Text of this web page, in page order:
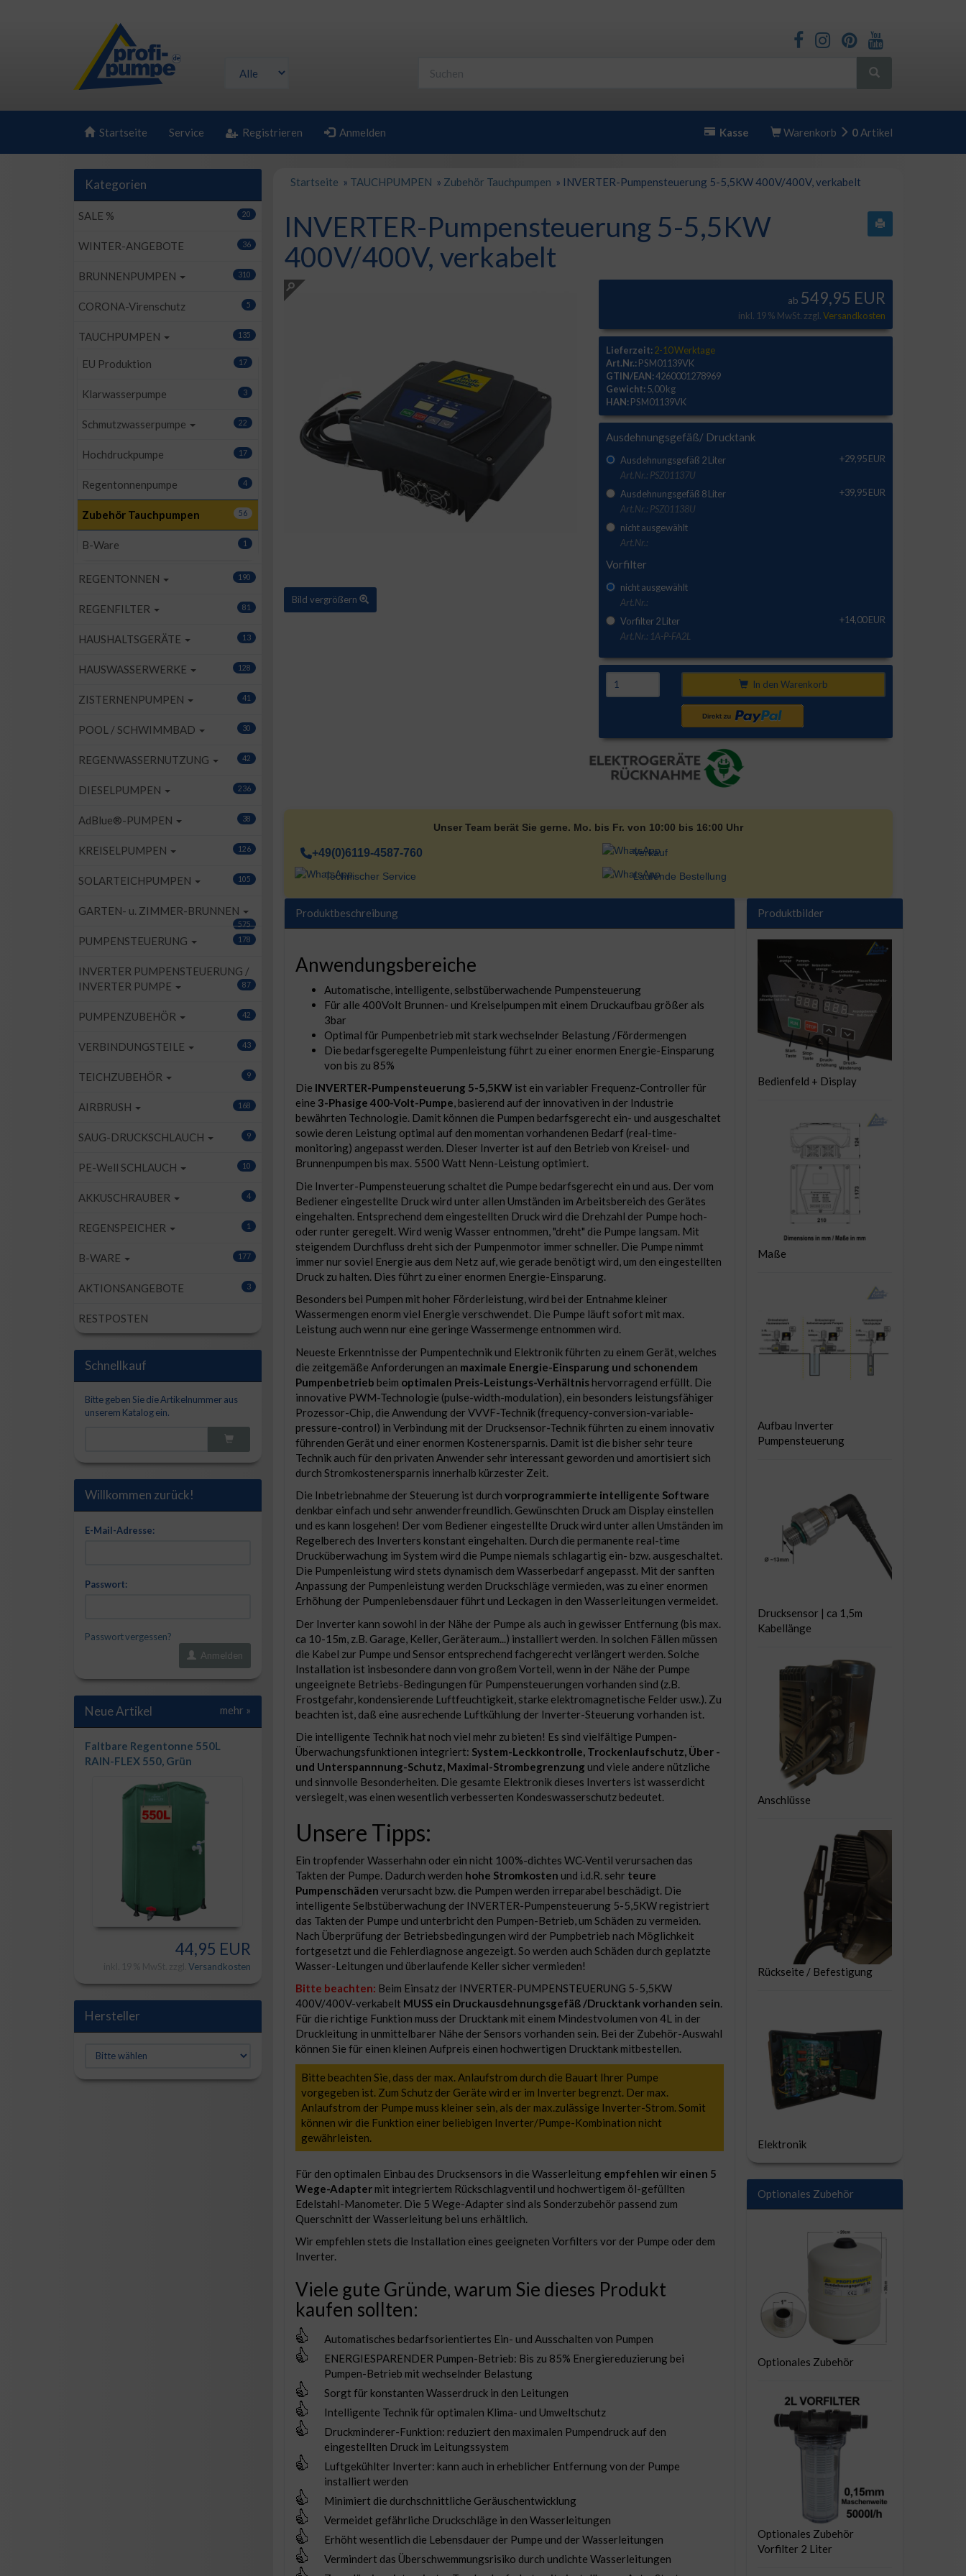
Startseite Service Registrieren Anmelden Kasse Warenkorb 0 Artikel
Kategorien
SALE % 20
WINTER-ANGEBOTE 36
BRUNNENPUMPEN 310
CORONA-Virenschutz 5
TAUCHPUMPEN 135
EU Produktion 17
Klarwasserpumpe 3
Schmutzwasserpumpe 22
Hochdruckpumpe 17
Regentonnenpumpe 4
Zubehör Tauchpumpen 56
B-Ware 1
REGENTONNEN 190
REGENFILTER 81
HAUSHALTSGERÄTE 13
HAUSWASSERWERKE 128
ZISTERNENPUMPEN 41
POOL / SCHWIMMBAD 30
REGENWASSERNUTZUNG 42
DIESELPUMPEN 236
AdBlue®-PUMPEN 38
KREISELPUMPEN 126
SOLARTEICHPUMPEN 105
GARTEN- u. ZIMMER-BRUNNEN
575
PUMPENSTEUERUNG 178
INVERTER PUMPENSTEUERUNG /
INVERTER PUMPE
87
PUMPENZUBEHÖR 42
VERBINDUNGSTEILE 43
TEICHZUBEHÖR 9
AIRBRUSH 168
SAUG-DRUCKSCHLAUCH 9
PE-Well SCHLAUCH 10
AKKUSCHRAUBER 4
REGENSPEICHER 1
B-WARE 177
AKTIONSANGEBOTE 3
RESTPOSTEN
Schnellkauf
Bitte geben Sie die Artikelnummer aus
unserem Katalog ein.
Willkommen zurück!
E-Mail-Adresse:
Passwort:
Passwort vergessen?
Anmelden
Neue Artikel mehr »
Faltbare Regentonne 550L
RAIN-FLEX 550, Grün
44,95 EUR
Versandkosten
Hersteller
Startseite » TAUCHPUMPEN » Zubehör Tauchpumpen » INVERTER-Pumpensteuerung 5-5,5KW 400V/400V, verkabelt
INVERTER-Pumpensteuerung 5-5,5KW
400V/400V, verkabelt
Bild vergrößern
ab 549,95 EUR
inkl. 19 % MwSt. zzgl.Versandkosten
Lieferzeit:2-10 Werktage
Art.Nr.:PSM01139VK
GTIN/EAN:4260001278969
Gewicht:5,00 kg
HAN:PSM01139VK
Ausdehnungsgefäß/ Drucktank
Ausdehnungsgefäß 2 Liter
+29,95 EUR
Art.Nr.: PSZ01137U
Ausdehnungsgefäß 8 Liter
+39,95 EUR
Art.Nr.: PSZ01138U
nicht ausgewählt
Art.Nr.:
Vorfilter
nicht ausgewählt
Art.Nr.:
Vorfilter 2 Liter
+14,00 EUR
Art.Nr.: 1A-P-FA2L
In den Warenkorb
Unser Team berät Sie gerne. Mo. bis Fr. von 10:00 bis 16:00 Uhr
+49(0)6119-4587-760 Verkauf
Technischer Service Laufende Bestellung
Produktbilder
Bedienfeld + Display
Maße
Aufbau Inverter
Pumpensteuerung
Drucksensor | ca 1,5m
Kabellänge
Anschlüsse
Rückseite / Befestigung
Elektronik
Optionales Zubehör
Optionales Zubehör
Optionales Zubehör
Vorfilter 2 Liter
Produktbeschreibung
Anwendungsbereiche
Automatische, intelligente, selbstüberwachende Pumpensteuerung
Für alle 400Volt Brunnen- und Kreiselpumpen mit einem Druckaufbau größer als
3bar
Optimal für Pumpenbetrieb mit stark wechselnder Belastung /Fördermengen
Die bedarfsgeregelte Pumpenleistung führt zu einer enormen Energie-Einsparung
von bis zu 85%
Die INVERTER-Pumpensteuerung 5-5,5KWist ein variabler Frequenz-Controller für
eine 3-Phasige 400-Volt-Pumpe, basierend auf der innovativen in der Industrie
bewährten Technologie. Damit können die Pumpen bedarfsgerecht ein- und ausgeschaltet
sowie deren Leistung optimal auf den momentan vorhandenen Bedarf (real-time-
monitoring) angepasst werden. Dieser Inverter ist auf den Betrieb von Kreisel- und
Brunnenpumpen bis max. 5500 Watt Nenn-Leistung optimiert.
Die Inverter-Pumpensteuerung schaltet die Pumpe bedarfsgerecht ein und aus. Der vom
Bediener eingestellte Druck wird unter allen Umständen im Arbeitsbereich des Gerätes
eingehalten. Entsprechend dem eingestellten Druck wird die Drehzahl der Pumpe hoch-
oder runter geregelt. Wird wenig Wasser entnommen, "dreht" die Pumpe langsam. Mit
steigendem Durchfluss dreht sich der Pumpenmotor immer schneller. Die Pumpe nimmt
immer nur soviel Energie aus dem Netz auf, wie gerade benötigt wird, um den eingestellten
Druck zu halten. Dies führt zu einer enormen Energie-Einsparung.
Besonders bei Pumpen mit hoher Förderleistung, wird bei der Entnahme kleiner
Wassermengen enorm viel Energie verschwendet. Die Pumpe läuft sofort mit max.
Leistung auch wenn nur eine geringe Wassermenge entnommen wird.
Neueste Erkenntnisse der Pumpentechnik und Elektronik führten zu einem Gerät, welches
die zeitgemäße Anforderungen an maximale Energie-Einsparung und schonendem
Pumpenbetrieb beim optimalen Preis-Leistungs-Verhältnishervorragend erfüllt. Die
innovative PWM-Technologie (pulse-width-modulation), ein besonders leistungsfähiger
Prozessor-Chip, die Anwendung der VVVF-Technik (frequency-conversion-variable-
pressure-control) in Verbindung mit der Drucksensor-Technik führten zu einem innovativ
führenden Gerät und einer enormen Kostenersparnis. Damit ist die bisher sehr teure
Technik auch für den privaten Anwender sehr interessant geworden und amortisiert sich
durch Stromkostenersparnis innerhalb kürzester Zeit.
Die Inbetriebnahme der Steuerung ist durch vorprogrammierte intelligente Software
denkbar einfach und sehr anwenderfreundlich. Gewünschten Druck am Display einstellen
und es kann losgehen! Der vom Bediener eingestellte Druck wird unter allen Umständen im
Regelberech des Inverters konstant eingehalten. Durch die permanente real-time
Drucküberwachung im System wird die Pumpe niemals schlagartig ein- bzw. ausgeschaltet.
Die Pumpenleistung wird stets dynamisch dem Wasserbedarf angepasst. Mit der sanften
Anpassung der Pumpenleistung werden Druckschläge vermieden, was zu einer enormen
Erhöhung der Pumpenlebensdauer führt und Leckagen in den Wasserleitungen vermeidet.
Der Inverter kann sowohl in der Nähe der Pumpe als auch in gewisser Entfernung (bis max.
ca 10-15m, z.B. Garage, Keller, Geräteraum...) installiert werden. In solchen Fällen müssen
die Kabel zur Pumpe und Sensor entsprechend fachgerecht verlängert werden. Solche
Installation ist insbesondere dann von großem Vorteil, wenn in der Nähe der Pumpe
ungeeignete Betriebs-Bedingungen für Pumpensteuerungen vorhanden sind (z.B.
Frostgefahr, kondensierende Luftfeuchtigkeit, starke elektromagnetische Felder usw.). Zu
beachten ist, daß eine ausrechende Luftkühlung der Inverter-Steuerung vorhanden ist.
Die intelligente Technik hat noch viel mehr zu bieten! Es sind vielfältige Pumpen-
Überwachungsfunktionen integriert: System-Leckkontrolle, Trockenlaufschutz, Über -
und Unterspannnung-Schutz, Maximal-Strombegrenzung und viele andere nützliche
und sinnvolle Besonderheiten. Die gesamte Elektronik dieses Inverters ist wasserdicht
versiegelt, was einen wesentlich verbesserten Kondeswasserschutz bedeutet.
Unsere Tipps:
Ein tropfender Wasserhahn oder ein nicht 100%-dichtes WC-Ventil verursachen das
Takten der Pumpe. Dadurch werden hohe Stromkosten und i.d.R. sehr teure
Pumpenschäden verursacht bzw. die Pumpen werden irreparabel beschädigt. Die
intelligente Selbstüberwachung der INVERTER-Pumpensteuerung 5-5,5KW registriert
das Takten der Pumpe und unterbricht den Pumpen-Betrieb, um Schäden zu vermeiden.
Nach Überprüfung der Betriebsbedingungen wird der Pumpbetrieb nach Möglichkeit
fortgesetzt und die Fehlerdiagnose angezeigt. So werden auch Schäden durch geplatzte
Wasser-Leitungen und überlaufende Keller sicher vermieden!
Bitte beachten: Beim Einsatz der INVERTER-PUMPENSTEUERUNG 5-5,5KW
400V/400V-verkabelt MUSS ein Druckausdehnungsgefäß /Drucktank vorhanden sein.
Für die richtige Funktion muss der Drucktank mit einem Mindestvolumen von 4L in der
Druckleitung in unmittelbarer Nähe der Sensors vorhanden sein. Bei der Zubehör-Auswahl
können Sie für einen kleinen Aufpreis einen hochwertigen Drucktank mitbestellen.
Bitte beachten Sie, dass der max. Anlaufstrom durch die Bauart Ihrer Pumpe
vorgegeben ist. Zum Schutz der Geräte wird er im Inverter begrenzt. Der max.
Anlaufstrom der Pumpe muss kleiner sein, als der max.zulässige Inverter-Strom. Somit
können wir die Funktion einer beliebigen Inverter/Pumpe-Kombination nicht
gewährleisten.
Für den optimalen Einbau des Drucksensors in die Wasserleitung empfehlen wir einen 5
Wege-Adapter mit integriertem Rückschlagventil und hochwertigem öl-gefüllten
Edelstahl-Manometer. Die 5 Wege-Adapter sind als Sonderzubehör passend zum
Querschnitt der Wasserleitung bei uns erhältlich.
Wir empfehlen stets die Installation eines geeigneten Vorfilters vor der Pumpe oder dem
Inverter.
Viele gute Gründe, warum Sie dieses Produkt
kaufen sollten:
Automatisches bedarfsorientiertes Ein- und Ausschalten von Pumpen
ENERGIESPARENDER Pumpen-Betrieb: Bis zu 85% Energiereduzierung bei
Pumpen-Betrieb mit wechselnder Belastung
Sorgt für konstanten Wasserdruck in den Leitungen
Intelligente Technik für optimalen Klima- und Umweltschutz
Druckminderer-Funktion: reduziert den maximalen Pumpendruck auf den
eingestellten Druck im Leitungssystem
Luftgekühlter Inverter: kann auch in erheblicher Entfernung von der Pumpe
installiert werden
Minimiert die durchschnittliche Geräuschentwicklung
Vermeidet gefährliche Druckschläge in den Wasserleitungen
Erhöht wesentlich die Lebensdauer der Pumpe und der Wasserleitungen
Vermindert das Überschwemmungsrisiko durch undichte Wasserleitungen